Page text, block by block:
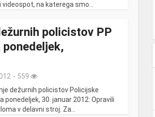
na katerega smo...
policistov PP
ponedeljek,
559
dežurnih policistov Policijske
ponedeljek, 30. januar 2012: Opravili
v delavni stroj. Za...